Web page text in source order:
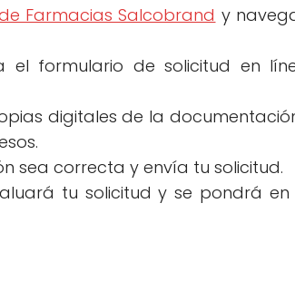
Farmacias Salcobrand y
el formulario de solicitud en
digitales de la
sea correcta y envía tu solicitud.
tu solicitud y se pondrá